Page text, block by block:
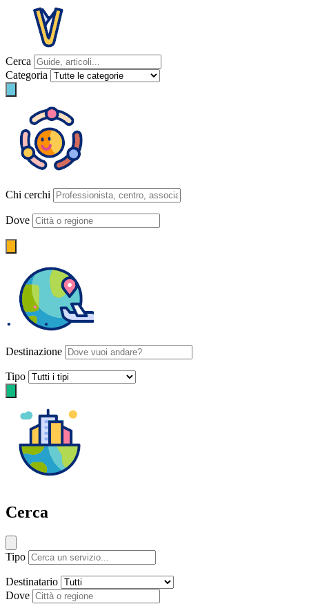
Cerca
Categoria
Chi cerchi
Dove
Destinazione
Tipo
Cerca
Tipo
Destinatario
Dove